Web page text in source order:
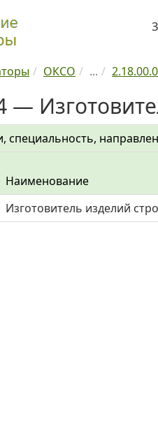
ОКСО ...
—
специальность,
Наименование
Изготовитель изделий